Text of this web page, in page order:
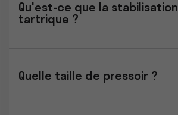
Qu'est-ce que la stabilisation
tartrique ?
Quelle taille de pressoir ?